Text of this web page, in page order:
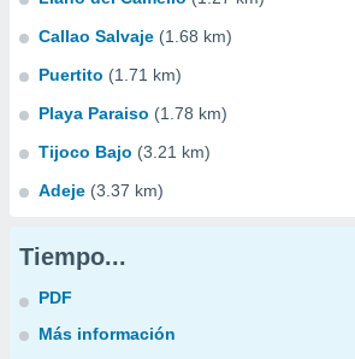
Callao Salvaje (1.68 km)
Puertito (1.71 km)
Playa Paraiso (1.78 km)
Tijoco Bajo (3.21 km)
Adeje (3.37 km)
Tiempo...
PDF
Más información